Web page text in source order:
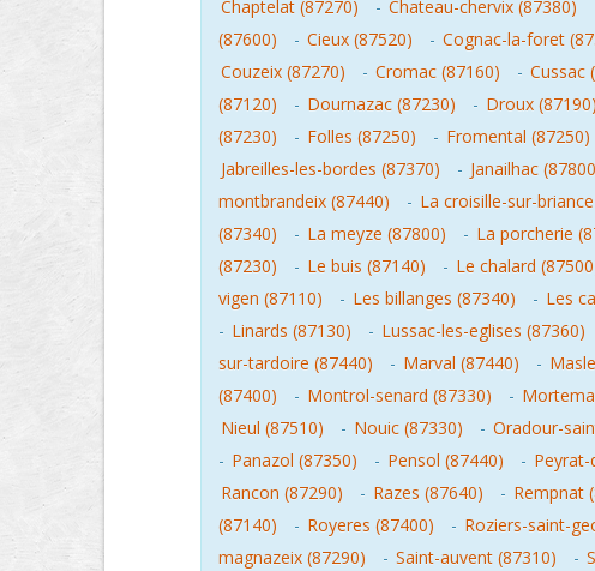
Chaptelat (87270)
- Chateau-chervix (87380)
(87600)
- Cieux (87520) - Cognac-la-foret
Couzeix (87270)
- Cromac (87160) - Cussac
(87120)
- Dournazac (87230) - Droux (87190)
(87230)
- Folles (87250) - Fromental (87250)
Jabreilles-les-bordes (87370)
- Janailhac
montbrandeix (87440)
- La croisille-sur-
(87340)
- La meyze (87800) - La porcherie
(87230)
- Le buis (87140) - Le chalard
vigen (87110)
- Les billanges (87340) - Les
- Linards (87130) - Lussac-les-eglises (87360)
sur-tardoire (87440)
- Marval (87440) -
(87400)
- Montrol-senard (87330) -
Nieul (87510)
- Nouic (87330) - Oradour-
- Panazol (87350) - Pensol (87440) - Peyrat-
Rancon (87290)
- Razes (87640) - Rempnat
(87140)
- Royeres (87400) - Roziers-saint-
magnazeix (87290)
- Saint-auvent (87310) -